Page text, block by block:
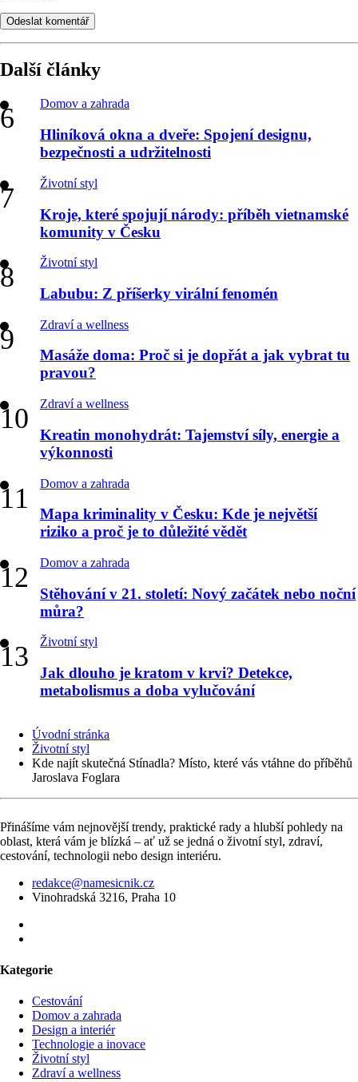
Odeslat komentář
Další články
Domov a zahrada
Hliníková okna a dveře: Spojení designu,
bezpečnosti a udržitelnosti
Životní styl
Kroje, které spojují národy: příběh vietnamské
komunity v Česku
Životní styl
Labubu: Z příšerky virální fenomén
Zdraví a wellness
Masáže doma: Proč si je dopřát a jak vybrat tu
pravou?
Zdraví a wellness
Kreatin monohydrát: Tajemství síly, energie a
výkonnosti
Domov a zahrada
Mapa kriminality v Česku: Kde je největší
riziko a proč je to důležité vědět
Domov a zahrada
Stěhování v 21. století: Nový začátek nebo noční
můra?
Životní styl
Jak dlouho je kratom v krvi? Detekce,
metabolismus a doba vylučování
Úvodní stránka
Životní styl
Kde najít skutečná Stínadla? Místo, které vás vtáhne do příběhů
Jaroslava Foglara
Přinášíme vám nejnovější trendy, praktické rady a hlubší pohledy na
oblast, která vám je blízká – ať už se jedná o životní styl, zdraví,
cestování, technologii nebo design interiéru.
redakce@namesicnik.cz
Vinohradská 3216, Praha 10
Kategorie
Cestování
Domov a zahrada
Design a interiér
Technologie a inovace
Životní styl
Zdraví a wellness